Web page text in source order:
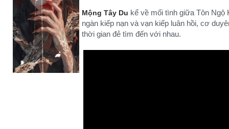
Mộng Tây Du kể về mối tình giữa Tôn
ngàn kiếp nạn và vạn kiếp luân hồi, cơ
thời gian đẻ tìm đến với nhau.